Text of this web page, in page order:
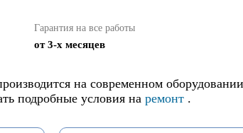
Гарантия на все работы
от 3-х месяцев
на современном
подробные условия на ремонт .